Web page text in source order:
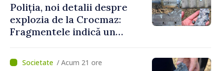
Poliția, noi detalii despre
explozia de la Crocmaz:
Fragmentele indică un
rachetă”
/ Acum 21 ore